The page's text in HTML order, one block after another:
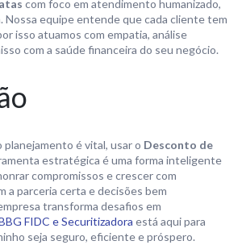
com foco em atendimento humanizado,
Nossa equipe entende que cada cliente tem
isso atuamos com empatia, análise
com a saúde financeira do seu negócio.
planejamento é vital, usar o Desconto de
estratégica é uma forma inteligente
compromissos e crescer com
a parceria certa e decisões bem
transforma desafios em
FIDC e Securitizadora está aqui para
seja seguro, eficiente e próspero.